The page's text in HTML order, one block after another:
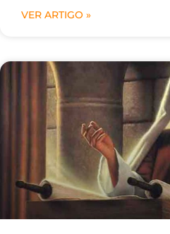
VER ARTIGO »